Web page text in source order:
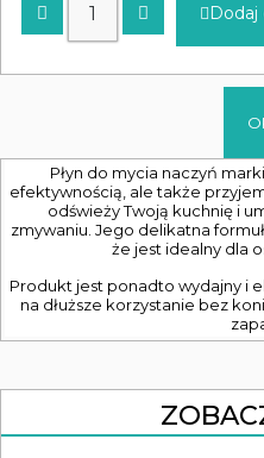
Dodaj
Płyn do mycia naczyń
efektywnością, ale także
odświeży Twoją kuchnię i
zmywaniu. Jego delikatna
że jest idealny dla
Produkt jest ponadto wydajny i
na dłuższe korzystanie bez